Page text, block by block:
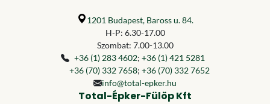
1201 Budapest, Baross u. 84.
H-P: 6.30-17.00
Szombat: 7.00-13.00
+36 (1) 283 4602; +36 (1) 421 5281
+36 (70) 332 7658; +36 (70) 332 7652
info@total-epker.hu
Total-Épker-Fülöp Kft